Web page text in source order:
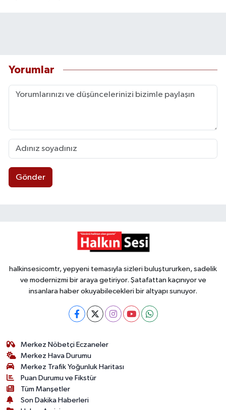
Yorumlar
Gönder
halkinsesicomtr, yepyeni temasıyla sizleri buluştururken, sadelik
ve modernizmi bir araya getiriyor. Şatafattan kaçınıyor ve
insanlara haber okuyabilecekleri bir altyapı sunuyor.
Merkez Nöbetçi Eczaneler
Merkez Hava Durumu
Merkez Trafik Yoğunluk Haritası
Puan Durumu ve Fikstür
Tüm Manşetler
Son Dakika Haberleri